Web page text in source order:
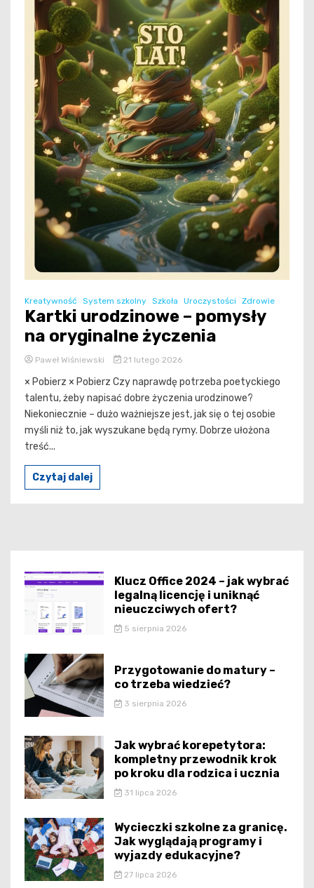
Kreatywność System szkolny Szkoła Uroczystości Zdrowie
Kartki urodzinowe – pomysły
na oryginalne życzenia
Paweł Wiśniewski 21 lutego 2026
× Pobierz × Pobierz Czy naprawdę potrzeba poetyckiego
talentu, żeby napisać dobre życzenia urodzinowe?
Niekoniecznie – dużo ważniejsze jest, jak się o tej osobie
myśli niż to, jak wyszukane będą rymy. Dobrze ułożona
treść...
Czytaj dalej
Klucz Office 2024 – jak wybrać
legalną licencję i uniknąć
nieuczciwych ofert?
5 sierpnia 2026
Przygotowanie do matury –
co trzeba wiedzieć?
3 sierpnia 2026
Jak wybrać korepetytora:
kompletny przewodnik krok
po kroku dla rodzica i ucznia
31 lipca 2026
Wycieczki szkolne za granicę.
Jak wyglądają programy i
wyjazdy edukacyjne?
27 lipca 2026